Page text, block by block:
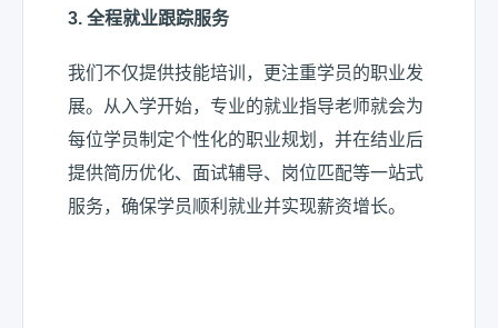
3. 全程就业跟踪服务
我们不仅提供技能培训，更注重学员的职业发
展。从入学开始，专业的就业指导老师就会为
每位学员制定个性化的职业规划，并在结业后
提供简历优化、面试辅导、岗位匹配等一站式
服务，确保学员顺利就业并实现薪资增长。